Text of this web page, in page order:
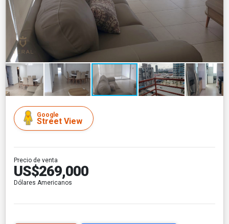
Google
Street View
Precio de venta
US$269,000
Dólares Americanos